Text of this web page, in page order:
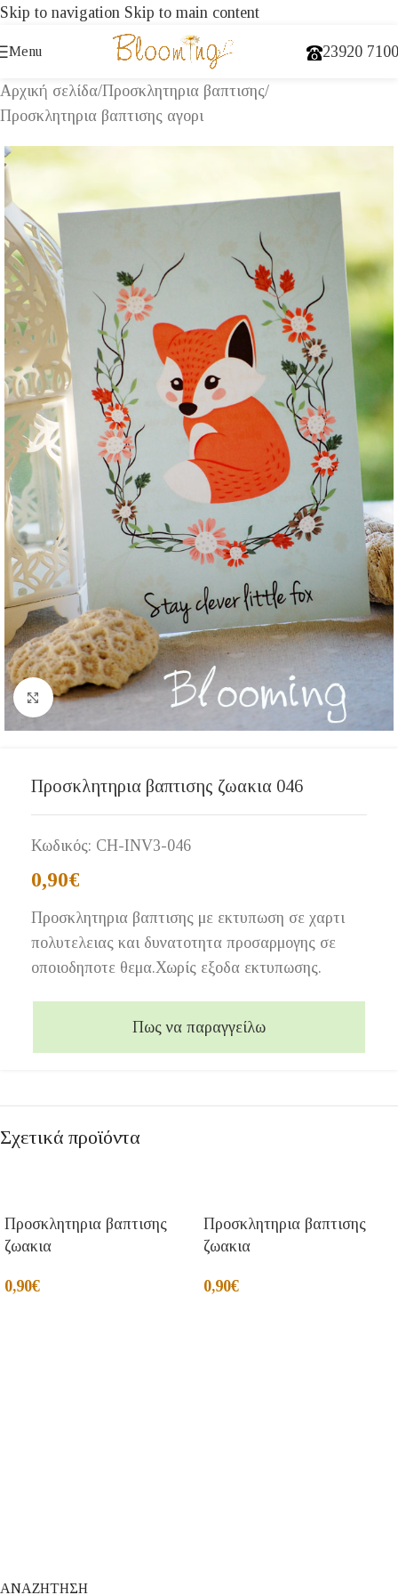
Skip to navigation Skip to main content
Menu 23920
Αρχική σελίδα/Προσκλητηρια βαπτισης/
Προσκλητηρια βαπτισης αγορι
Click to enlarge
Προσκλητηρια βαπτισης ζωακια 046
Κωδικός: CH-INV3-046
0,90€
Προσκλητηρια βαπτισης με εκτυπωση σε χαρτι
πολυτελειας και δυνατοτητα προσαρμογης σε
οποιοδηποτε θεμα.Χωρίς εξοδα εκτυπωσης.
Πως να παραγγείλω
Σχετικά προϊόντα
Προσκλητηρια βαπτισης
ζωακια
0,90€
Προσκλητηρια βαπτισης
ζωακια
0,90€
ΑΝΑΖΗΤΗΣΗ